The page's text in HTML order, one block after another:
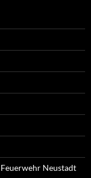
Neustadt